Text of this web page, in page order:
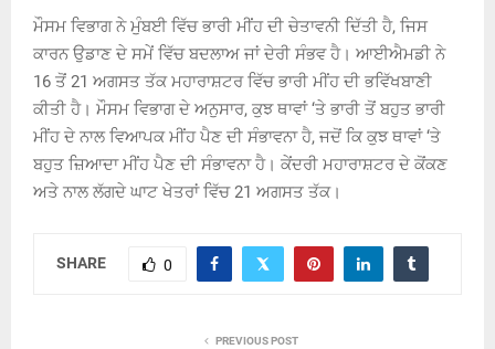
ਮੌਸਮ ਵਿਭਾਗ ਨੇ ਮੁੰਬਈ ਵਿੱਚ ਭਾਰੀ ਮੀਂਹ ਦੀ ਚੇਤਾਵਨੀ ਦਿੱਤੀ ਹੈ, ਜਿਸ
ਕਾਰਨ ਉਡਾਣ ਦੇ ਸਮੇਂ ਵਿੱਚ ਬਦਲਾਅ ਜਾਂ ਦੇਰੀ ਸੰਭਵ ਹੈ। ਆਈਐਮਡੀ ਨੇ
16 ਤੋਂ 21 ਅਗਸਤ ਤੱਕ ਮਹਾਰਾਸ਼ਟਰ ਵਿੱਚ ਭਾਰੀ ਮੀਂਹ ਦੀ ਭਵਿੱਖਬਾਣੀ
ਕੀਤੀ ਹੈ। ਮੌਸਮ ਵਿਭਾਗ ਦੇ ਅਨੁਸਾਰ, ਕੁਝ ਥਾਵਾਂ ‘ਤੇ ਭਾਰੀ ਤੋਂ ਬਹੁਤ ਭਾਰੀ
ਮੀਂਹ ਦੇ ਨਾਲ ਵਿਆਪਕ ਮੀਂਹ ਪੈਣ ਦੀ ਸੰਭਾਵਨਾ ਹੈ, ਜਦੋਂ ਕਿ ਕੁਝ ਥਾਵਾਂ ‘ਤੇ
ਬਹੁਤ ਜ਼ਿਆਦਾ ਮੀਂਹ ਪੈਣ ਦੀ ਸੰਭਾਵਨਾ ਹੈ। ਕੇਂਦਰੀ ਮਹਾਰਾਸ਼ਟਰ ਦੇ ਕੋਂਕਣ
ਅਤੇ ਨਾਲ ਲੱਗਦੇ ਘਾਟ ਖੇਤਰਾਂ ਵਿੱਚ 21 ਅਗਸਤ ਤੱਕ।
SHARE 0
PREVIOUS POST